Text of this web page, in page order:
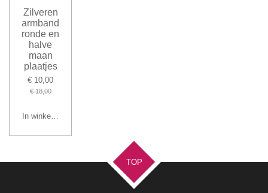
Zilveren
armband
ronde en
halve
maan
plaatjes
€ 10,00
€ 18,00
In winkelwagen
TOP